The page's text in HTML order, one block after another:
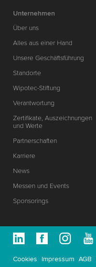
Unternehmen
Über uns
Alles aus einer Hand
Unsere Geschäftsführung
Standorte
Wipotec-Stiftung
Verantwortung
Zertifikate, Auszeichnungen
und Werte
Partnerschaften
Karriere
News
Messen und Events
Sponsorings
Cookies Impressum AGB